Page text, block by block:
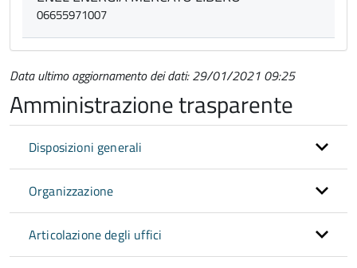
06655971007
Data ultimo aggiornamento dei dati: 29/01/2021 09:25
Amministrazione trasparente
Disposizioni generali
Organizzazione
Articolazione degli uffici